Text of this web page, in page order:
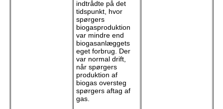
indtrådte på det
tidspunkt, hvor
spørgers
biogasproduktion
var mindre end
biogasanlæggets
eget forbrug. Der
var normal drift,
når spørgers
produktion af
biogas oversteg
spørgers aftag af
gas.